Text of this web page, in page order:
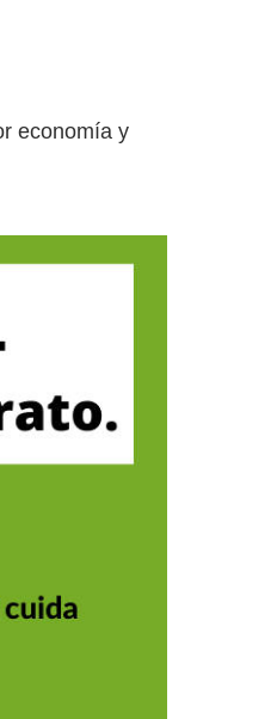
economía y